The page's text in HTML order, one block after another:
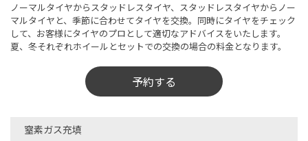
ノーマルタイヤからスタッドレスタイヤ、スタッドレスタイヤからノー
マルタイヤと、季節に合わせてタイヤを交換。同時にタイヤをチェック
して、お客様にタイヤのプロとして適切なアドバイスをいたします。
夏、冬それぞれホイールとセットでの交換の場合の料金となります。
予約する
窒素ガス充填